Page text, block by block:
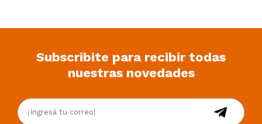
Subscribite para recibir todas
nuestras novedades